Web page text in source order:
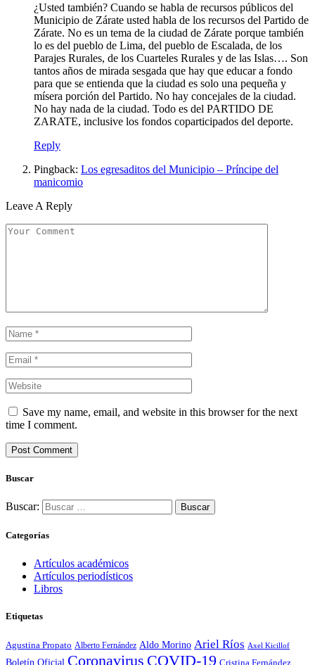
¿Usted también? Cuando se habla de recursos públicos del
Municipio de Zárate usted habla de los recursos del Partido de
Zárate. No es un tema de la ciudad de Zárate porque también
lo es del pueblo de Lima, del pueblo de Escalada, de los
Parajes Rurales, de los Cuarteles Rurales y de las Islas…. Son
tantos años de mirada sesgada que hay que educar a fondo
para que se entienda que la ciudad es solo una pequeña y
mísera porción del Partido. No hay concejales de la ciudad.
No hay nada de la ciudad. Todo es del PARTIDO DE
ZARATE, inclusive los fondos coparticipados del deporte.
Reply
Pingback: Los egresaditos del Municipio – Príncipe del
manicomio
Leave A Reply
Save my name, email, and website in this browser for the next
time I comment.
Buscar
Buscar:
Categorías
Artículos académicos
Artículos periodísticos
Libros
Etiquetas
Agustina Propato Alberto Fernández Aldo Morino Ariel Ríos Axel Kicillof
Boletín Oficial Coronavirus COVID-19 Cristina Fernández